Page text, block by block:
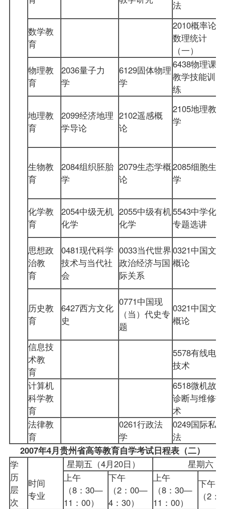
法
数学教
育
2010概率论与
数理统计
（一）
物理教
育
2036量子力
学
6129固体物理
学
6438物理课堂
教学技能训
练
地理教
育
2099经济地理
学导论
2102遥感概
论
2105地理教育
学
生物教
育
2084组织胚胎
学
2079生态学概
论
2085细胞生物
学
化学教
育
2054中级无机
化学
2055中级有机
化学
5543中学化学
专题选讲
思想政
治教
育
0481现代科学
技术与当代社
会
0033当代世界
政治经济与国
际关系
0321中国文化
概论
历史教
育
6427西方文化
史
0771中国现
（当）代史专
题
0321中国文化
概论
信息技
术教
育
5578有线电视
技术
计算机
科学教
育
6518微机故障
诊断与维修技
术
法律教
育
0261行政法
学
0249国际私
法
2007年4月贵州省高等教育自学考试日程表（二）
学
历
层
次
时间
专业
星期五（4月20日）
星期六
上午
（8：30—
11：00）
下午
（2：00—
4：30）
上午
（8：30—
11：00）
下午
（2